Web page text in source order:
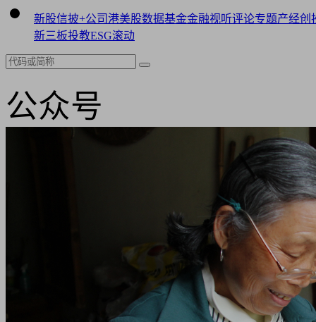
新股信披+公司港美股数据基金金融视听评论专题产经创
新三板投教ESG滚动
公众号